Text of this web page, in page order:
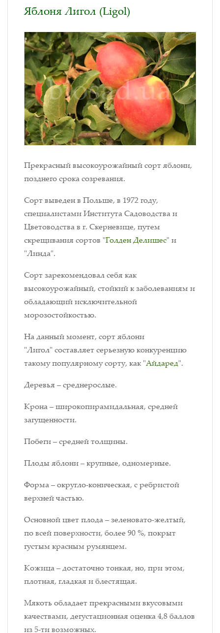
Яблоня Лигол (Ligol)
Прекрасный высокоурожайный сорт яблони,
позднего срока созревания.
Сорт выведен в Польше, в 1972 году,
специалистами Института Садоводства и
Цветоводства в г. Скерневице, путем
скрещивания сортов "Голден Делишес" и
"Линда".
Сорт зарекомендовал себя как
высокоурожайный, стойкий к заболеваниям и
обладающий исключительной
морозостойкостью.
На данный момент, сорт яблони
"Лигол" составляет серьезную конкуренцию
такому популярному сорту, как "Айдаред".
Деревья – среднерослые.
Крона – широкопирамидальная, средней
загущенности.
Побеги – средней толщины.
Плоды яблони – крупные, одномерные.
Форма – округло-коническая, с ребристой
верхней частью.
Основной цвет плода – зеленовато-желтый,
по всей поверхности, более 90 %, покрыт
густым красным румянцем.
Кожица – достаточно тонкая, но, при этом,
плотная, гладкая и блестящая.
Мякоть обладает прекрасными вкусовыми
качествами, дегустационная оценка 4,8 баллов
из 5-ти возможных.